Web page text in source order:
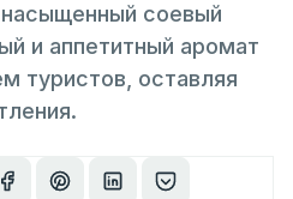
соевый
и аппетитный аромат
туристов, оставляя